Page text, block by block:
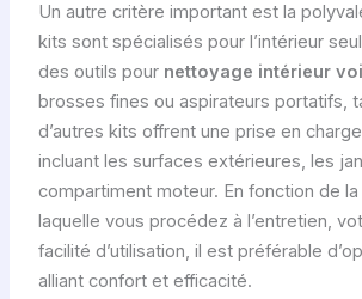
Un autre critère important est la
kits sont spécialisés pour l’intérieur
des outils pour nettoyage intérieur
brosses fines ou aspirateurs portatifs,
d’autres kits offrent une prise en
incluant les surfaces extérieures, les
compartiment moteur. En fonction de
laquelle vous procédez à l’entretien,
facilité d’utilisation, il est préférable
alliant confort et efficacité.